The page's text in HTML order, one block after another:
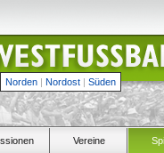
Norden | Nordost | Süden
Vereine